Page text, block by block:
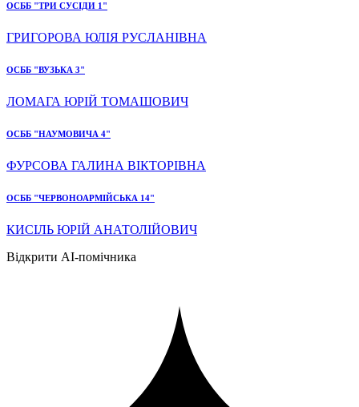
ОСББ "ТРИ СУСІДИ 1"
ГРИГОРОВА ЮЛІЯ РУСЛАНІВНА
ОСББ "ВУЗЬКА 3"
ЛОМАГА ЮРІЙ ТОМАШОВИЧ
ОСББ "НАУМОВИЧА 4"
ФУРСОВА ГАЛИНА ВІКТОРІВНА
ОСББ "ЧЕРВОНОАРМІЙСЬКА 14"
КИСІЛЬ ЮРІЙ АНАТОЛІЙОВИЧ
Відкрити AI-помічника